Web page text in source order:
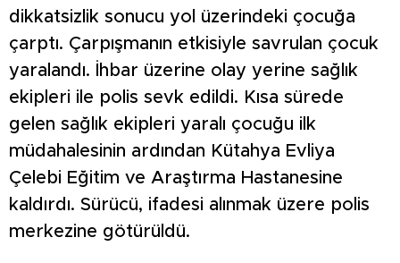
dikkatsizlik sonucu yol üzerindeki çocuğa
çarptı. Çarpışmanın etkisiyle savrulan çocuk
yaralandı. İhbar üzerine olay yerine sağlık
ekipleri ile polis sevk edildi. Kısa sürede
gelen sağlık ekipleri yaralı çocuğu ilk
müdahalesinin ardından Kütahya Evliya
Çelebi Eğitim ve Araştırma Hastanesine
kaldırdı. Sürücü, ifadesi alınmak üzere polis
merkezine götürüldü.